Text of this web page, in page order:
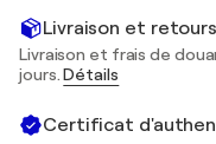
Livraison et
Livraison et frais de
jours.Détails
Certificat